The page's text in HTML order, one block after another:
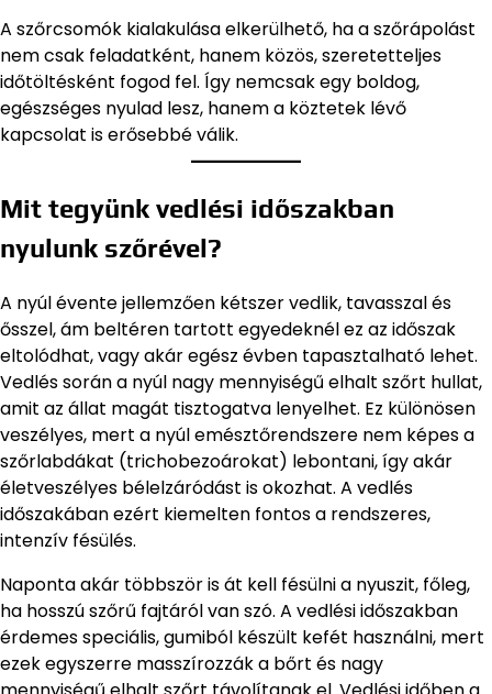
A szőrcsomók kialakulása elkerülhető, ha a szőrápolást
nem csak feladatként, hanem közös, szeretetteljes
időtöltésként fogod fel. Így nemcsak egy boldog,
egészséges nyulad lesz, hanem a köztetek lévő
kapcsolat is erősebbé válik.
Mit tegyünk vedlési időszakban
nyulunk szőrével?
A nyúl évente jellemzően kétszer vedlik, tavasszal és
ősszel, ám beltéren tartott egyedeknél ez az időszak
eltolódhat, vagy akár egész évben tapasztalható lehet.
Vedlés során a nyúl nagy mennyiségű elhalt szőrt hullat,
amit az állat magát tisztogatva lenyelhet. Ez különösen
veszélyes, mert a nyúl emésztőrendszere nem képes a
szőrlabdákat (trichobezoárokat) lebontani, így akár
életveszélyes bélelzáródást is okozhat. A vedlés
időszakában ezért kiemelten fontos a rendszeres,
intenzív fésülés.
Naponta akár többször is át kell fésülni a nyuszit, főleg,
ha hosszú szőrű fajtáról van szó. A vedlési időszakban
érdemes speciális, gumiból készült kefét használni, mert
ezek egyszerre masszírozzák a bőrt és nagy